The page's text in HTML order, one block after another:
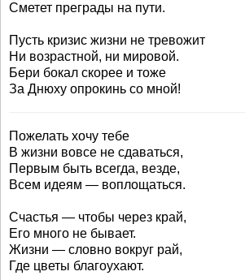
Сметет преграды на пути.
Пусть кризис жизни не тревожит
Ни возрастной, ни мировой.
Бери бокал скорее и тоже
За Днюху опрокинь со мной!
Пожелать хочу тебе
В жизни вовсе не сдаваться,
Первым быть всегда, везде,
Всем идеям — воплощаться.
Счастья — чтобы через край,
Его много не бывает.
Жизни — словно вокруг рай,
Где цветы благоухают.